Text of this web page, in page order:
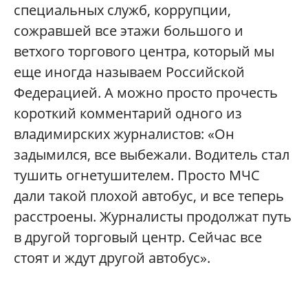
специальных служб, коррупции,
сожравшей все этажи большого и
ветхого торгового центра, который мы
еще иногда называем Российской
Федерацией. А можно просто прочесть
короткий комментарий одного из
владимирских журналистов: «Он
задымился, все выбежали. Водитель стал
тушить огнетушителем. Просто МЧС
дали такой плохой автобус, и все теперь
расстроены. Журналисты продолжат путь
в другой торговый центр. Сейчас все
стоят и ждут другой автобус».